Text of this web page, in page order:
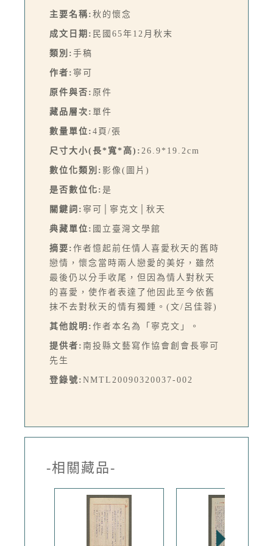
主要名稱: 秋的懷念
成文日期: 民國65年12月秋末
類別: 手稿
作者: 寧可
原件與否: 原件
藏品層次: 單件
數量單位: 4頁/張
尺寸大小(長*寬*高): 26.9*19.2cm
數位化類別: 影像(圖片)
是否數位化: 是
關鍵詞: 寧可│寧克文│秋天
典藏單位: 國立臺灣文學館
摘要: 作者憶起前任情人喜愛秋天的舊時
戀情，懷念當時兩人戀愛的美好，雖然
最後仍以分手收尾，但因為情人對秋天
的喜愛，使作者表達了他因此至今依舊
抹不去對秋天的情有獨鍾。(文/呂佳蓉)
其他說明: 作者本名為「寧克文」。
提供者: 南投縣文藝寫作協會創會長寧可
先生
登錄號: NMTL20090320037-002
-相關藏品-